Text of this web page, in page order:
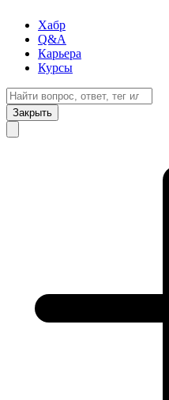
Хабр
Q&A
Карьера
Курсы
Закрыть